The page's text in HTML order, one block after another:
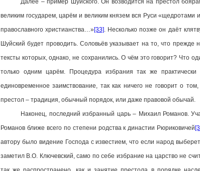
Далее – пример Шуйского. Он возводится на престол боярами
великим государем, царём и великим князем вся Руси
православного христианства…»[33]. Несколько позже он даёт
Шуйский будет проводить. Соловьёв указывает на то, что прежде
тексты которых, однако, не сохранились. О чём это говорит? Что
только одним царём. Процедура избрания так же
единовременное заимствование, так как ничего не говорит о
престол – традиция, обычный порядок, или даже правовой обычай.
Наконец, последний избранный царь – Михаил Романов.
Романов ближе всего по степени родства к династии Рюриковичей
автору было видение Господа с известием, что если народ
заметил В.О. Ключевский, само по себе избрание на царство не